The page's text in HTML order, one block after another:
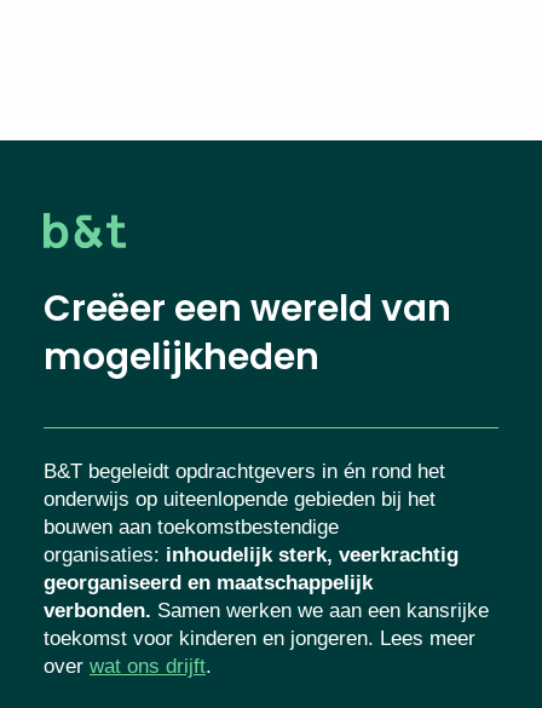
Creëer een wereld van
mogelijkheden
B&T begeleidt opdrachtgevers in én rond het
onderwijs op uiteenlopende gebieden bij het
bouwen aan toekomstbestendige
organisaties: inhoudelijk sterk, veerkrachtig
georganiseerd en maatschappelijk
verbonden. Samen werken we aan een
kansrijke toekomst voor kinderen en
jongeren. Lees meer over